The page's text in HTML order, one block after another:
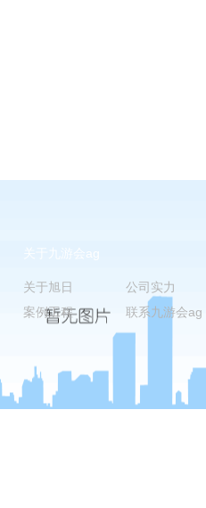
关于九游会ag
关于旭日
公司实力
案例工程
联系九游会ag